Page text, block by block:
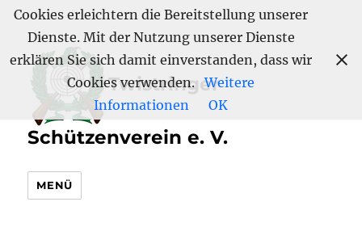
Twistringer
Schützenverein e. V.
MENÜ
Cookies erleichtern die Bereitstellung unserer
Dienste. Mit der Nutzung unserer Dienste
erklären Sie sich damit einverstanden, dass wir
Cookies verwenden. Weitere
Informationen
OK